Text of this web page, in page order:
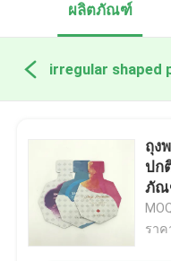
ผลิตภัณฑ์
ถุง
ปก
ภัณ
ราค